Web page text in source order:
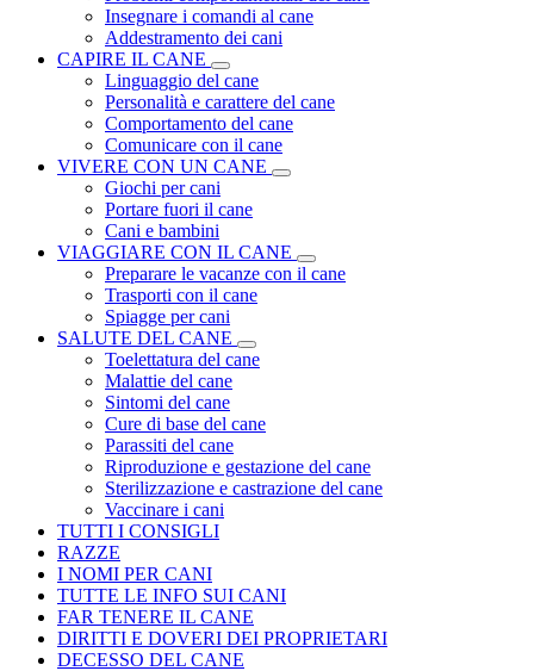
Insegnare i comandi al cane
Addestramento dei cani
CAPIRE IL CANE
Linguaggio del cane
Personalità e carattere del cane
Comportamento del cane
Comunicare con il cane
VIVERE CON UN CANE
Giochi per cani
Portare fuori il cane
Cani e bambini
VIAGGIARE CON IL CANE
Preparare le vacanze con il cane
Trasporti con il cane
Spiagge per cani
SALUTE DEL CANE
Toelettatura del cane
Malattie del cane
Sintomi del cane
Cure di base del cane
Parassiti del cane
Riproduzione e gestazione del cane
Sterilizzazione e castrazione del cane
Vaccinare i cani
TUTTI I CONSIGLI
RAZZE
I NOMI PER CANI
TUTTE LE INFO SUI CANI
FAR TENERE IL CANE
DIRITTI E DOVERI DEI PROPRIETARI
DECESSO DEL CANE